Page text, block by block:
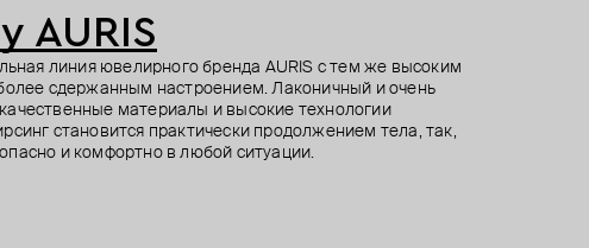
AURIS
линия ювелирного бренда AURIS с тем же высоким
сдержанным настроением. Лаконичный и очень
материалы и высокие технологии
становится практически продолжением тела, так,
и комфортно в любой ситуации.